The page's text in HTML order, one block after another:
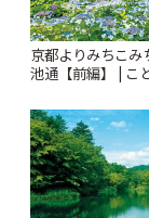
京都よりみちこみ
池通【前編】 | こ